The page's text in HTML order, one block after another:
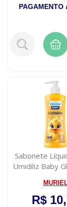
PAGAMENTO
Sabonete
Umidiliz Baby
R$